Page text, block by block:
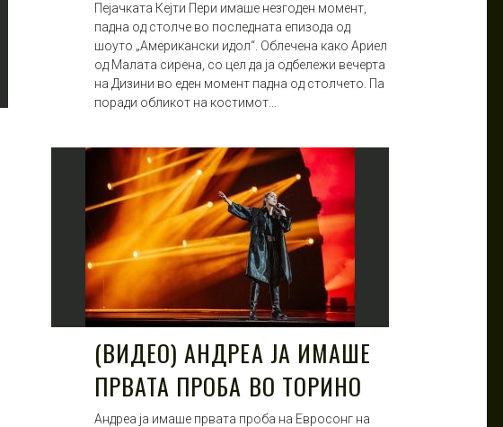
Пејачката Кејти Пери имаше незгоден момент,
падна од столче во последната епизода од
шоуто „Американски идол“. Облечена како Ариел
од Малата сирена, со цел да ја одбележи вечерта
на Дизини во еден момент падна од столчето. Па
поради обликот на костимот…
(ВИДЕО) АНДРЕА ЈА ИМАШЕ
ПРВАТА ПРОБА ВО ТОРИНО
Андреа ја имаше првата проба на Евросонг на